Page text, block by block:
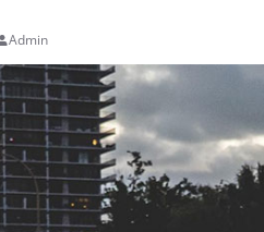
Admin